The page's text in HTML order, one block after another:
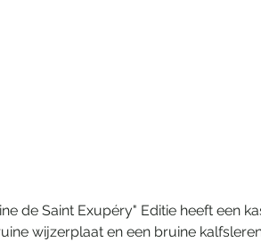
de Saint Exupéry" Editie heeft een
wijzerplaat en een bruine